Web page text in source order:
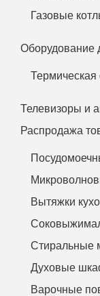
Газовые
Оборудование
Термическая
Телевизоры и
Распродажа
Вытяжки
Стиральные
Духовые
Варочные